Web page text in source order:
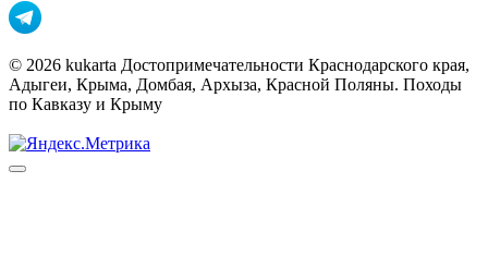
© 2026 kukarta Достопримечательности Краснодарского края,
Адыгеи, Крыма, Домбая, Архыза, Красной Поляны. Походы
по Кавказу и Крыму